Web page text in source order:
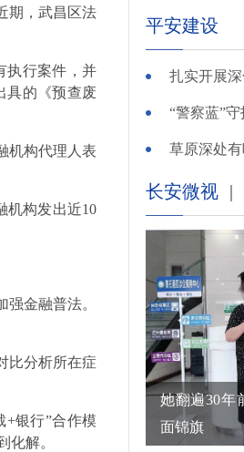
期，武昌区法
执行案件，并
具的《预查废
机构代理人表
机构发出近10
金融普法。
比分析所在症
+银行”合作模
化解。
平安建设
草原深处
长安微视 |
她翻遍30年
面锦旗